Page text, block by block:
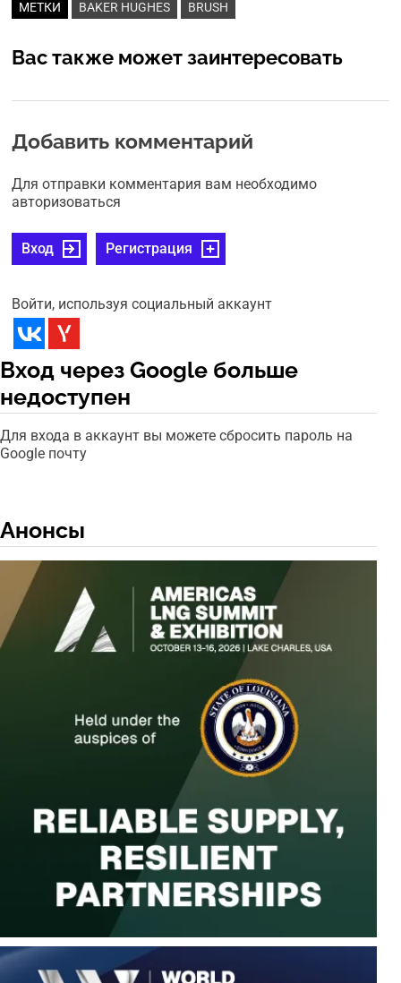
МЕТКИ BAKER HUGHES BRUSH
Вас также может заинтересовать
Добавить комментарий
Для отправки комментария вам необходимо
авторизоваться
Вход Регистрация
Войти, используя социальный аккаунт
Вход через Google больше
недоступен
Для входа в аккаунт вы можете сбросить пароль на
Google почту
Анонсы